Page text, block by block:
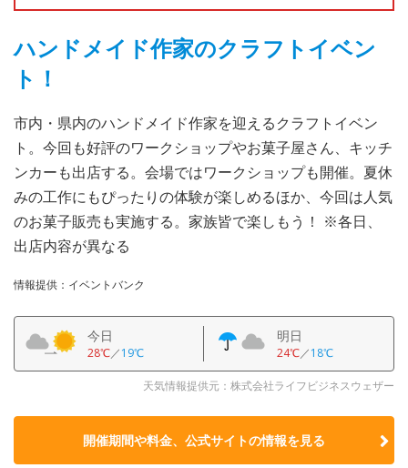
ハンドメイド作家のクラフトイベン
ト！
市内・県内のハンドメイド作家を迎えるクラフトイベン
ト。今回も好評のワークショップやお菓子屋さん、キッチ
ンカーも出店する。会場ではワークショップも開催。夏休
みの工作にもぴったりの体験が楽しめるほか、今回は人気
のお菓子販売も実施する。家族皆で楽しもう！ ※各日、
出店内容が異なる
情報提供：イベントバンク
今日
28℃／19℃
明日
24℃／18℃
天気情報提供元：株式会社ライフビジネスウェザー
開催期間や料金、公式サイトの情報を見る